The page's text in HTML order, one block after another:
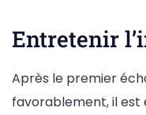
Entretenir
Après le premier
favorablement, il est